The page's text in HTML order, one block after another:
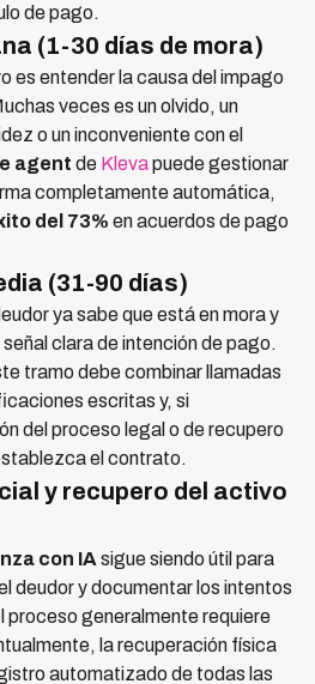
de pago.
(1-30 días de mora)
es entender la causa del impago
veces es un olvido, un
o un inconveniente con el
agent de Klevapuede gestionar
completamente automática,
del 73% en acuerdos de pago
(31-90 días)
ya sabe que está en mora y
clara de intención de pago.
tramo debe combinar llamadas
escritas y, si
del proceso legal o de recupero
el contrato.
y recupero del activo
con IA sigue siendo útil para
deudor y documentar los intentos
proceso generalmente requiere
la recuperación física
automatizado de todas las